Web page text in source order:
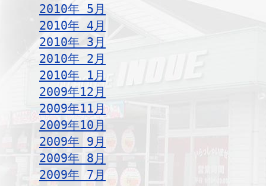
2010年 5月
2010年 4月
2010年 3月
2010年 2月
2010年 1月
2009年12月
2009年11月
2009年10月
2009年 9月
2009年 8月
2009年 7月